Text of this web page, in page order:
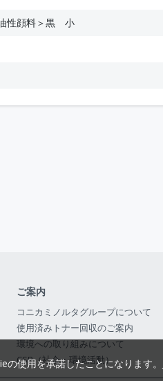
性顔料＞黒 小
ご案内
コニカミノルタグループについて
使用済みトナー回収のご案内
環境への取り組みについて
CSR（社会・環境活動）
使用を承諾したことになります。